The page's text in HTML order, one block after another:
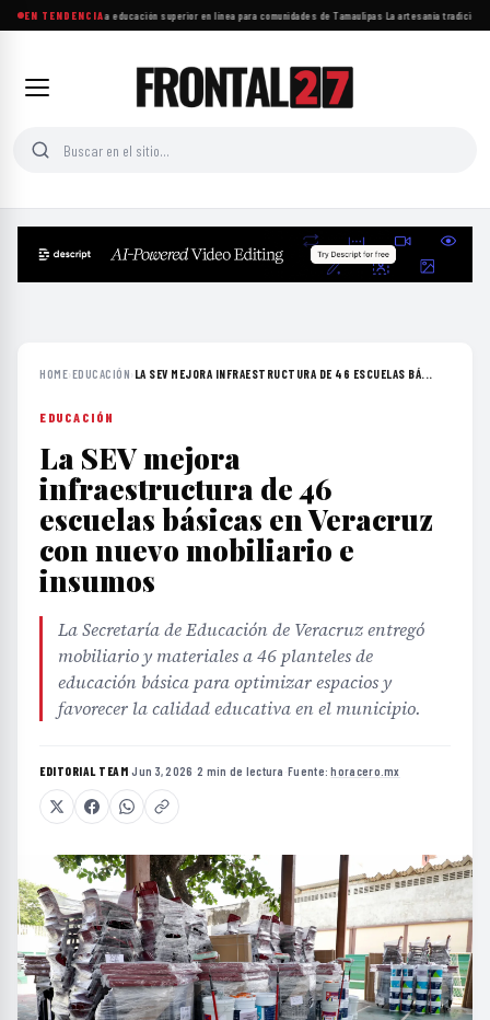
EN TENDENCIA
UAT amplía acceso a educación superior en línea para comunidades de Tamaulipas·La artesanía tradicional
HOME›EDUCACIÓN› LA SEV MEJORA INFRAESTRUCTURA DE 46 ESCUELAS BÁ...
EDUCACIÓN
La SEV mejora
infraestructura de 46
escuelas básicas en Veracruz
con nuevo mobiliario e
insumos
La Secretaría de Educación de Veracruz entregó
mobiliario y materiales a 46 planteles de
educación básica para optimizar espacios y
favorecer la calidad educativa en el municipio.
EDITORIAL TEAM·Jun 3, 2026 ·2 min de lectura ·Fuente:horacero.mx